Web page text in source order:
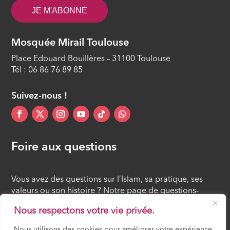
Nous respectons votre vie privée.
JE M'ABONNE
Mosquée Mirail Toulouse
Place Edouard Bouillères – 31100 Toulouse
Tél : 06 86 76 89 85
Suivez-nous !
Foire aux questions
Vous avez des questions sur l’Islam, sa pratique, ses
valeurs ou son histoire ? Notre page de questions-
réponses rassemble des réponses claires et accessibles
à tous, croyants ou simples curieux.